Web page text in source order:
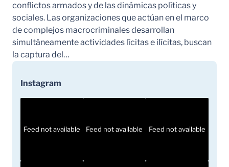
conflictos armados y de las dinámicas políticas y
sociales. Las organizaciones que actúan en el marco
de complejos macrocriminales desarrollan
simultáneamente actividades lícitas e ilícitas, buscan
la captura del…
Instagram
Feed not available Feed not available Feed not available